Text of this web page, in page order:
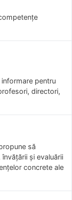
pentru
directori,
să
şi evaluării
concrete ale